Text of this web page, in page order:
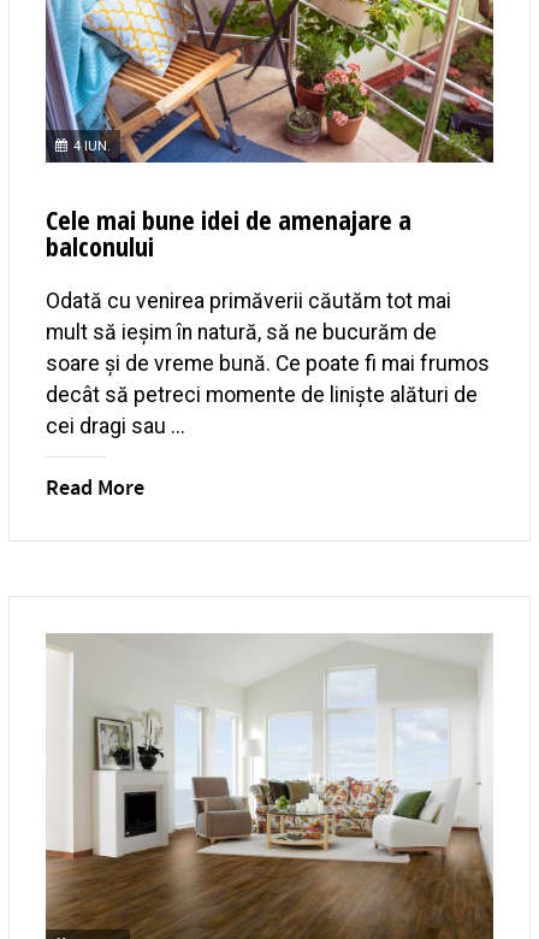
4 IUN.
Cele mai bune idei de amenajare a
balconului
Odată cu venirea primăverii căutăm tot mai
mult să ieșim în natură, să ne bucurăm de
soare și de vreme bună. Ce poate fi mai frumos
decât să petreci momente de liniște alături de
cei dragi sau ...
Read More